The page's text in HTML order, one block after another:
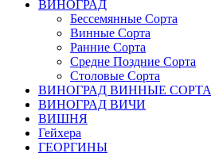
ВИНОГРАД
Бессемянные Сорта
Винные Сорта
Ранние Сорта
Средне Поздние Сорта
Столовые Сорта
ВИНОГРАД ВИННЫЕ СОРТА
ВИНОГРАД ВИЧИ
ВИШНЯ
Гейхера
ГЕОРГИНЫ